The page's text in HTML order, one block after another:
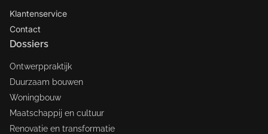
Klantenservice
Contact
Dossiers
Ontwerppraktijk
Duurzaam bouwen
Woningbouw
Maatschappij en cultuur
Renovatie en transformatie